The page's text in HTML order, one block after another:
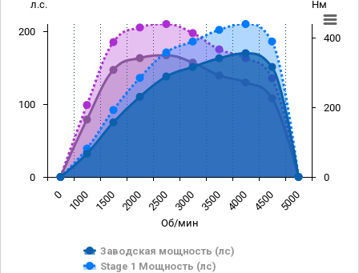
Об/мин
л.с. Нм
Заводская мощность (лс)
Stage 1 Мощность (лс)
0 1000 1500 2000 2500 3000 3500 4000 4500 5000
0
100
200
0
200
400